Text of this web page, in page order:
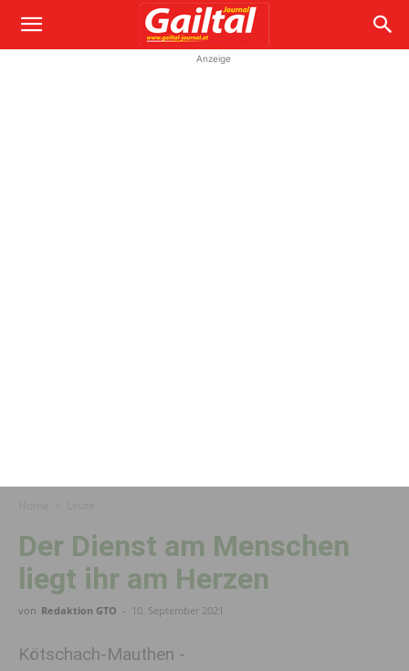
Anzeige
Der Dienst am Menschen
liegt ihr am Herzen
von Redaktion GTO - 10. September 2021
Kötschach-Mauthen -